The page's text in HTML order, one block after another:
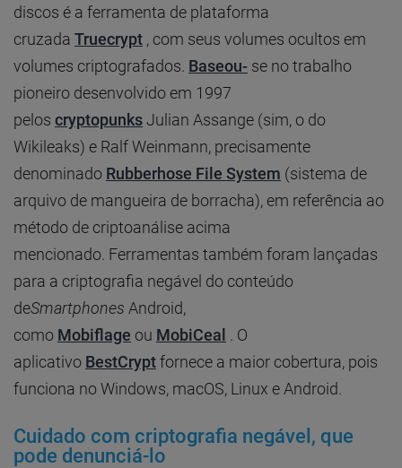
discos é a ferramenta de plataforma
cruzada Truecrypt , com seus volumes ocultos em
volumes criptografados. Baseou- se no trabalho
pioneiro desenvolvido em 1997
pelos cryptopunksJulian Assange (sim, o do
Wikileaks) e Ralf Weinmann, precisamente
denominado Rubberhose File System (sistema de
arquivo de mangueira de borracha), em referência ao
método de criptoanálise acima
mencionado. Ferramentas também foram lançadas
para a criptografia negável do conteúdo
deSmartphones Android,
como Mobiflage ou MobiCeal . O
aplicativo BestCryptfornece a maior cobertura, pois
funciona no Windows, macOS, Linux e Android.
Cuidado com criptografia negável, que
pode denunciá-lo